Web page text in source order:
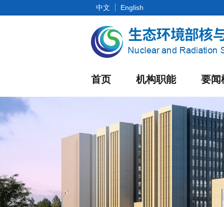
中文 English
首页 机构职能 要闻